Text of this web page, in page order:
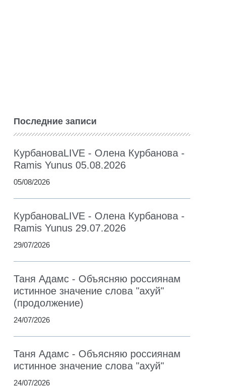
Последние записи
КурбановаLIVE - Олена Курбанова -
Ramis Yunus 05.08.2026
05/08/2026
КурбановаLIVE - Олена Курбанова -
Ramis Yunus 29.07.2026
29/07/2026
Таня Адамс - Объясняю россиянам
истинное значение слова "ахуй"
(продолжение)
24/07/2026
Таня Адамс - Объясняю россиянам
истинное значение слова "ахуй"
24/07/2026